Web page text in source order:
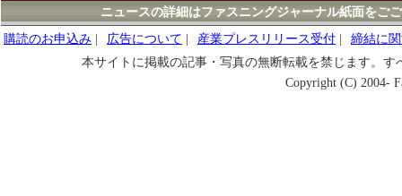
ニュースの詳細はファスニングジャーナル紙面をご
購読のお申込み | 広告について | 産業プレスリリース受付 |
締結に
本サイトに掲載の記事・写真の無断転載を禁じます。
Copyright (C) 2004-